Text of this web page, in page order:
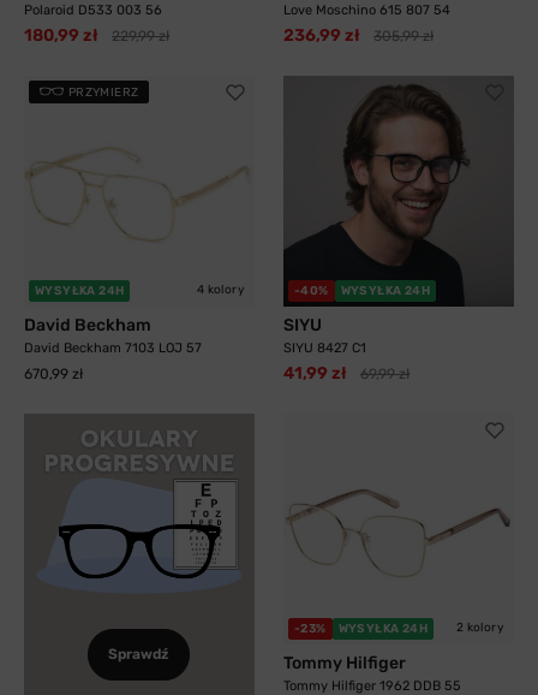
Polaroid D533 003 56
180,99 zł 229,99 zł
Love Moschino 615 807 54
236,99 zł 305,99 zł
PRZYMIERZ
WYSYŁKA 24H 4 kolory
David Beckham
David Beckham 7103 LOJ 57
670,99 zł
-40% WYSYŁKA 24H
SIYU
SIYU 8427 C1
41,99 zł 69,99 zł
Sprawdź
-23% WYSYŁKA 24H 2 kolory
Tommy Hilfiger
Tommy Hilfiger 1962 DDB 55